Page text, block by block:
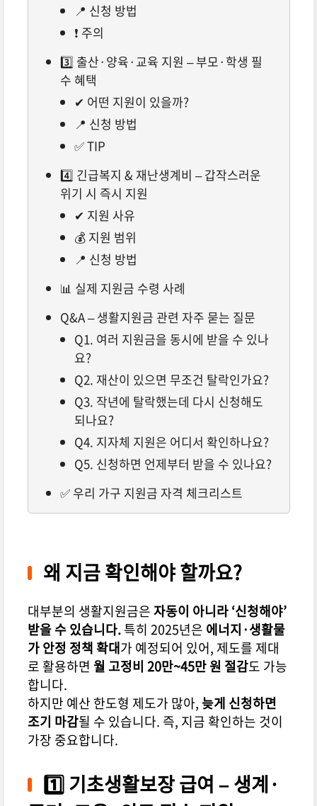
📍 신청 방법
❗ 주의
3️⃣ 출산·양육·교육 지원 – 부모·학생 필
수 혜택
✔ 어떤 지원이 있을까?
📍 신청 방법
✅ TIP
4️⃣ 긴급복지 & 재난생계비 – 갑작스러운
위기 시 즉시 지원
✔ 지원 사유
💰 지원 범위
📍 신청 방법
📊 실제 지원금 수령 사례
Q&A – 생활지원금 관련 자주 묻는 질문
Q1. 여러 지원금을 동시에 받을 수 있나
요?
Q2. 재산이 있으면 무조건 탈락인가요?
Q3. 작년에 탈락했는데 다시 신청해도
되나요?
Q4. 지자체 지원은 어디서 확인하나요?
Q5. 신청하면 언제부터 받을 수 있나요?
✅ 우리 가구 지원금 자격 체크리스트
왜 지금 확인해야 할까요?
대부분의 생활지원금은자동이 아니라 ‘신청해야’
받을 수 있습니다.특히 2025년은 에너지·생활물
가 안정 정책 확대가 예정되어 있어, 제도를 제대
로 활용하면 월 고정비 20만~45만 원 절감도 가능
합니다.
하지만 예산 한도형 제도가 많아, 늦게 신청하면
조기 마감될 수 있습니다. 즉, 지금 확인하는 것이
가장 중요합니다.
1️⃣ 기초생활보장 급여 – 생계·